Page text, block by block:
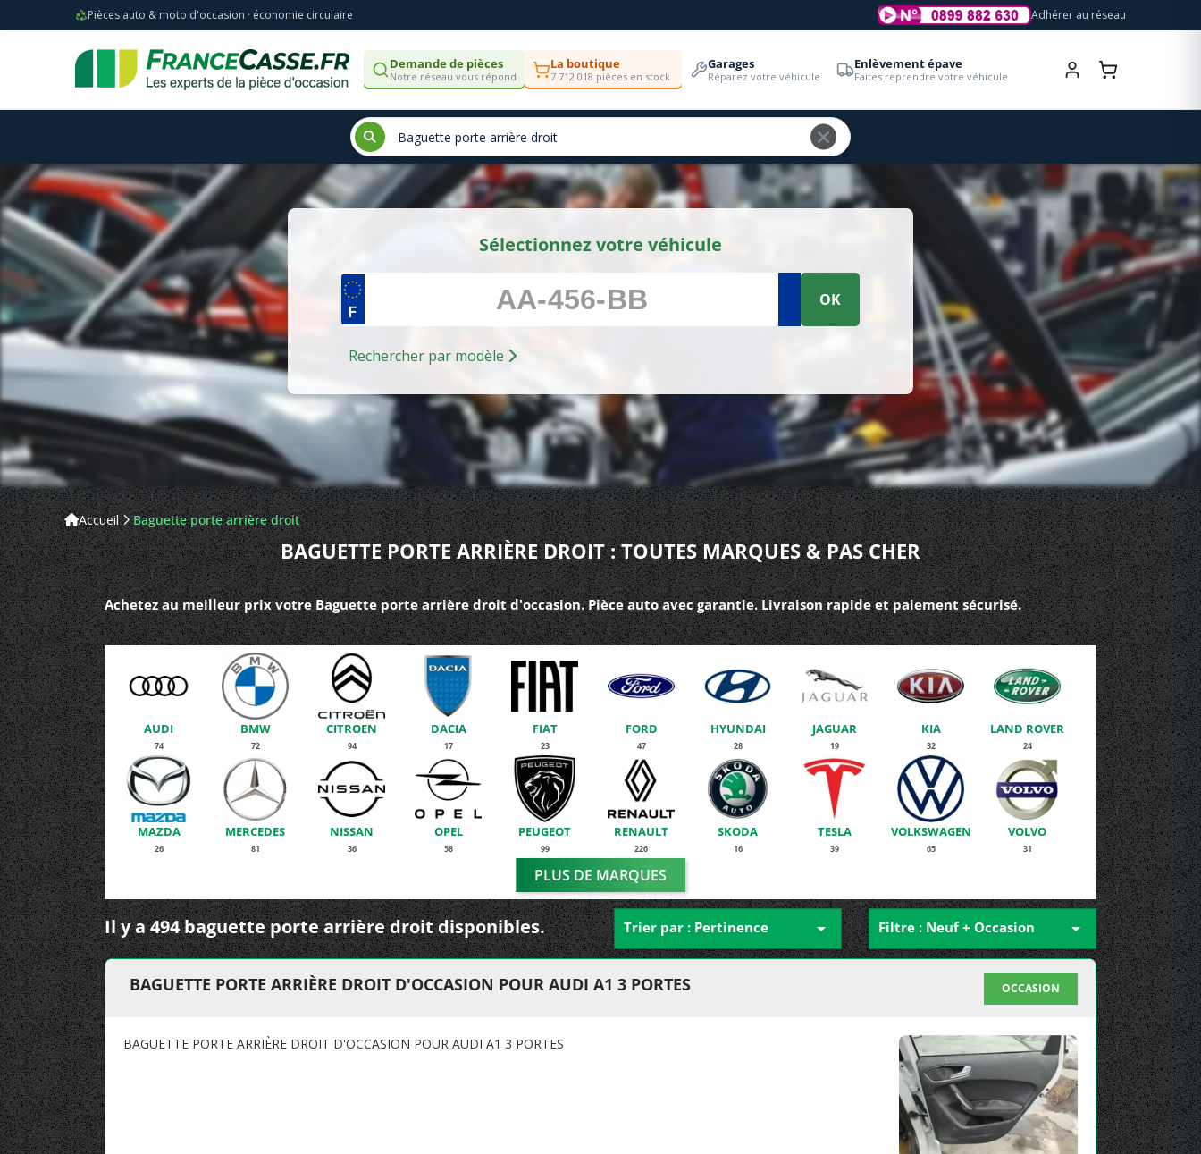
Pièces auto & moto d'occasion · économie circulaire Adhérer au réseau
Demande de pièces
Notre réseau vous répond
La boutique
7 712 018 pièces en stock
Garages
Réparez votre véhicule
Enlèvement épave
Faites reprendre votre véhicule
Sélectionnez votre véhicule
OK
Rechercher par modèle
Accueil Baguette porte arrière droit
BAGUETTE PORTE ARRIÈRE DROIT : TOUTES MARQUES & PAS CHER
Achetez au meilleur prix votre Baguette porte arrière droit d'occasion. Pièce auto avec garantie. Livraison rapide et paiement sécurisé.
AUDI
74
BMW
72
CITROEN
94
DACIA
17
FIAT
23
FORD
47
HYUNDAI
28
JAGUAR
19
KIA
32
LAND ROVER
24
MAZDA
26
MERCEDES
81
NISSAN
36
OPEL
58
PEUGEOT
99
RENAULT
226
SKODA
16
TESLA
39
VOLKSWAGEN
65
VOLVO
31
PLUS DE MARQUES
Il y a 494 baguette porte arrière droit disponibles. Trier par : Pertinence  Filtre : Neuf + Occasion 
BAGUETTE PORTE ARRIÈRE DROIT D'OCCASION POUR AUDI A1 3 PORTES OCCASION
BAGUETTE PORTE ARRIÈRE DROIT D'OCCASION POUR AUDI A1 3 PORTES